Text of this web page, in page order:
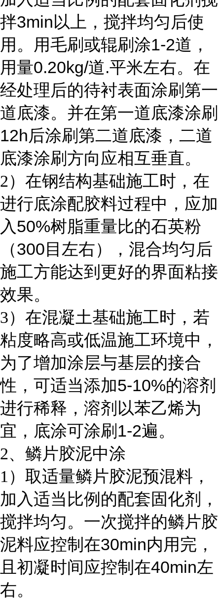
拌3min以上，搅拌均匀后使
用。用毛刷或辊刷涂1-2道，
用量0.20kg/道.平米左右。在
经处理后的待衬表面涂刷第一
道底漆。并在第一道底漆涂刷
12h后涂刷第二道底漆，二道
底漆涂刷方向应相互垂直。
2）在钢结构基础施工时，在
进行底涂配胶料过程中，应加
入50%树脂重量比的石英粉
（300 目左右），混合均匀后
施工方能达到更好的界面粘接
效果。
3）在混凝土基础施工时，若
粘度略高或低温施工环境中，
为了增加涂层与基层的接合
性，可适当添加5-10%的溶剂
进行稀释，溶剂以苯乙烯为
宜，底涂可涂刷 1-2遍。
2、鳞片胶泥中涂
1 ）取适量鳞片胶泥预混料，
加入适当比例的配套固化剂，
搅拌均匀。一次搅拌的鳞片胶
泥料应控制在30min内用完，
且初凝时间应控制在40min左
右。